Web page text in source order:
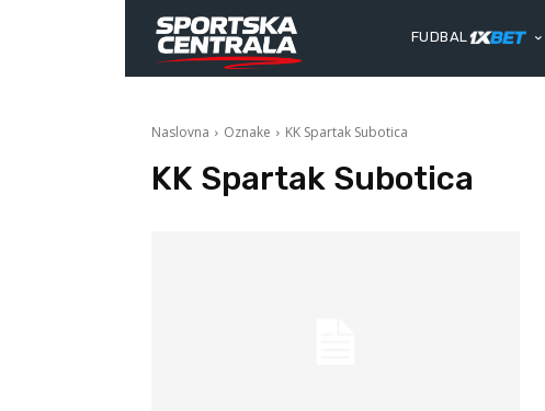
FUDBAL
Naslovna Oznake KK Spartak Subotica
KK Spartak Subotica